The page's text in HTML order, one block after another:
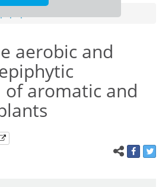
aerobic and
aromatic and